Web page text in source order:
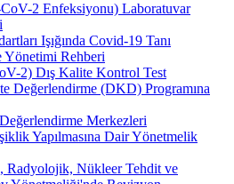
2 Enfeksiyonu) Laboratuvar
Işığında Covid-19 Tanı
Yönetimi Rehberi
2) Dış Kalite Kontrol Test
Değerlendirme (DKD) Programına
Merkezleri
Yapılmasına Dair Yönetmelik
Nükleer Tehdit ve